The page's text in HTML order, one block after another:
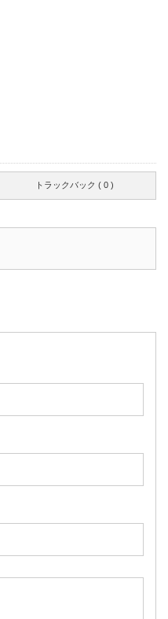
トラックバック ( 0 )